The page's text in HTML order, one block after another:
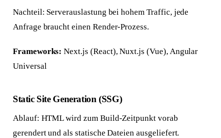
Nachteil: Serverauslastung bei hohem Traffic, jede
Anfrage braucht einen Render-Prozess.
Frameworks: Next.js (React), Nuxt.js (Vue), Angular
Universal
Static Site Generation (SSG)
Ablauf: HTML wird zum Build-Zeitpunkt vorab
gerendert und als statische Dateien ausgeliefert.